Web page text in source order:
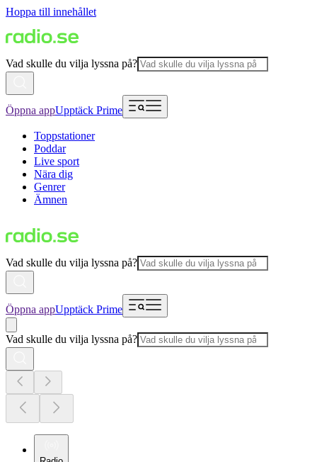
Hoppa till innehållet
Vad skulle du vilja lyssna på?
Öppna appUpptäck Prime
Toppstationer
Poddar
Live sport
Nära dig
Genrer
Ämnen
Vad skulle du vilja lyssna på?
Öppna appUpptäck Prime
Vad skulle du vilja lyssna på?